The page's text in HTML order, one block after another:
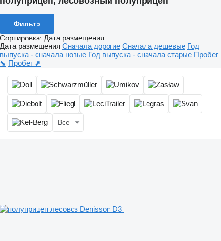
Фильтр
Сортировка: Дата размещения
Дата размещения Сначала дорогие Сначала дешевые Год
выпуска - сначала новые Год выпуска - сначала старые Пробег
⬊ Пробег ⬈
Все